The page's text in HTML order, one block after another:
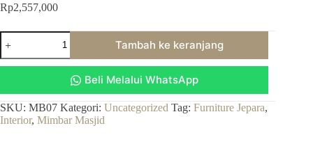
Rp2,557,000
Kuantitas
Mimbar
Dakwah
Podium
Dakwah
Terbaru
Tambah ke keranjang
Beli Melalui WhatsApp
SKU: MB07 Kategori: Uncategorized Tag: Furniture Jepara,
Interior, Mimbar Masjid